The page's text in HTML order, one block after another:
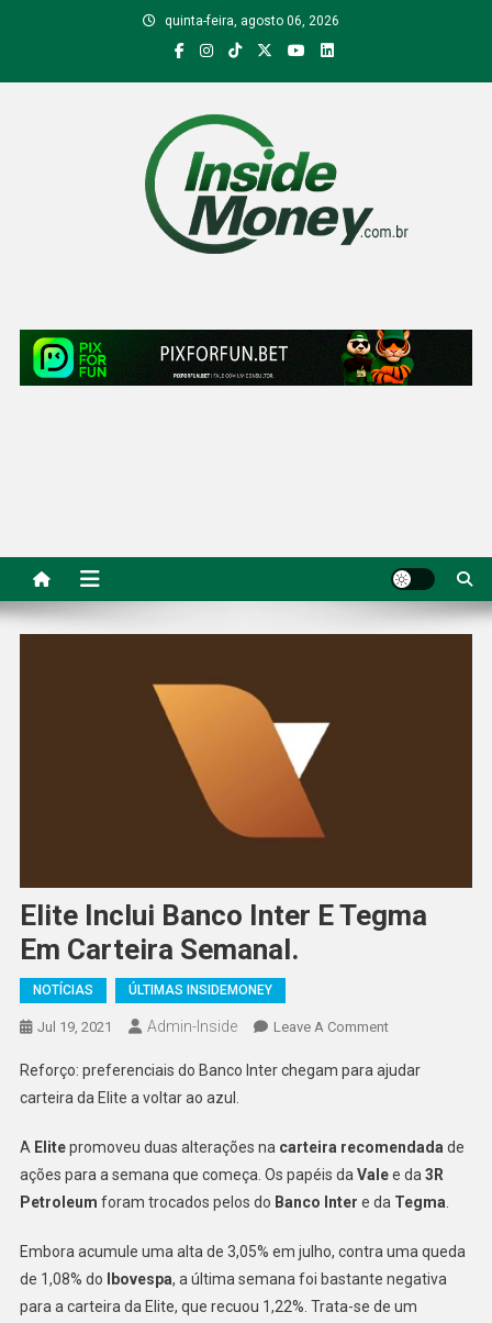
quinta-feira, agosto 06, 2026
Inside Money
Elite Inclui Banco Inter E Tegma
Em Carteira Semanal.
NOTÍCIAS ÚLTIMAS INSIDEMONEY
Jul 19, 2021 Admin-Inside Leave A CommentOn
Inclui
E
Tegma
Em
Semanal.
Reforço: preferenciais do Banco Inter chegam para ajudar
carteira da Elite a voltar ao azul.
A Elitepromoveu duas alterações na carteira recomendada de
ações para a semana que começa. Os papéis da Valee da 3R
Petroleum foram trocados pelos do Banco Inter e da Tegma
Embora acumule uma alta de 3,05% em julho, contra uma queda
de 1,08% do
Ibovespa, a última semana foi bastante negativa
para a carteira da Elite, que recuou 1,22%. Trata-se de um